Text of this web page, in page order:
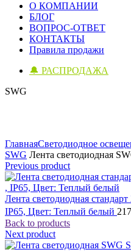
О КОМПАНИИ
БЛОГ
ВОПРОС-ОТВЕТ
КОНТАКТЫ
Правила продажи
🔔 РАСПРОДАЖА
SWG
ГлавнаяСветодиодное
SWG Лента светодиодная
Previous product
Лента светодиодная
IP65, Цвет: Теплый белый 217
Back to products
Next product